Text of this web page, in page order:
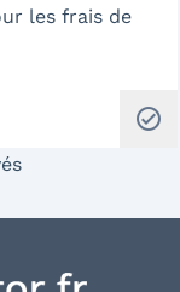
les frais de
check_circle